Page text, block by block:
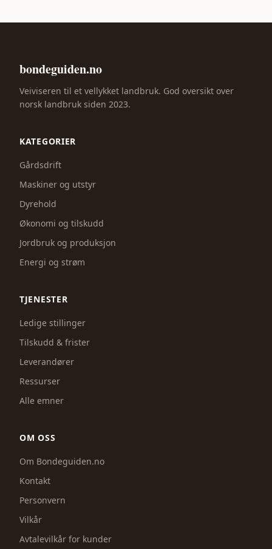
bondeguiden.no
Veiviseren til et vellykket landbruk. God oversikt over
norsk landbruk siden 2023.
KATEGORIER
Gårdsdrift
Maskiner og utstyr
Dyrehold
Økonomi og tilskudd
Jordbruk og produksjon
Energi og strøm
TJENESTER
Ledige stillinger
Tilskudd & frister
Leverandører
Ressurser
Alle emner
OM OSS
Om Bondeguiden.no
Kontakt
Personvern
Vilkår
Avtalevilkår for kunder